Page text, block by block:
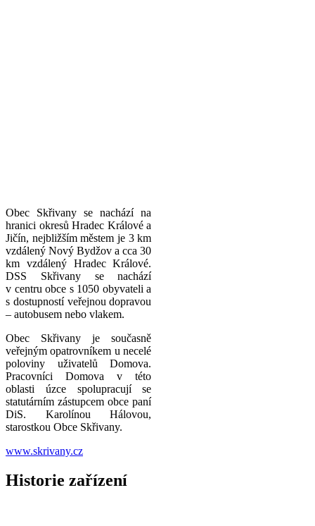
Obec Skřivany se nachází na
hranici okresů Hradec Králové a
Jičín, nejbližším městem je 3 km
vzdálený Nový Bydžov a cca 30
km vzdálený Hradec Králové.
DSS Skřivany se nachází
v centru obce s 1050 obyvateli a
s dostupností veřejnou dopravou
– autobusem nebo vlakem.
Obec Skřivany je současně
veřejným opatrovníkem u necelé
poloviny uživatelů Domova.
Pracovníci Domova v této
oblasti úzce spolupracují se
statutárním zástupcem obce paní
DiS. Karolínou Hálovou,
starostkou Obce Skřivany.
www.skrivany.cz
Historie zařízení